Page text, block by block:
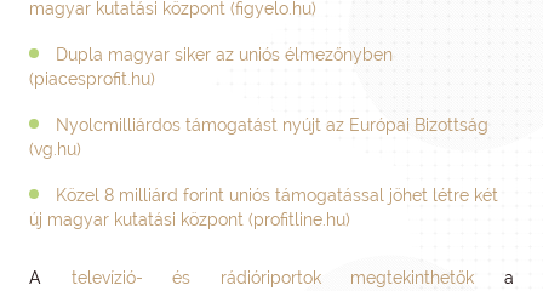
magyar kutatási központ (figyelo.hu)
Dupla magyar siker az uniós élmezőnyben
(piacesprofit.hu)
Nyolcmilliárdos támogatást nyújt az Európai Bizottság
(vg.hu)
Közel 8 milliárd forint uniós támogatással jöhet létre két
új magyar kutatási központ (profitline.hu)
A televízió- és rádióriportok megtekinthetők a